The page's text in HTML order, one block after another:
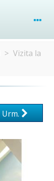
> Vizita la
Urm.